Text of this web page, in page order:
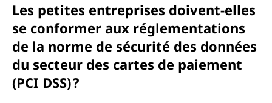
Les petites entreprises doivent-elles
se conformer aux réglementations
de la norme de sécurité des données
du secteur des cartes de paiement
(PCI DSS) ?